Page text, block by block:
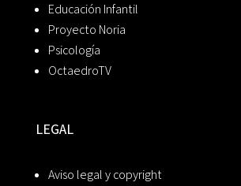
Educación Infantil
Proyecto Noria
Psicología
OctaedroTV
LEGAL
Aviso legal y copyright